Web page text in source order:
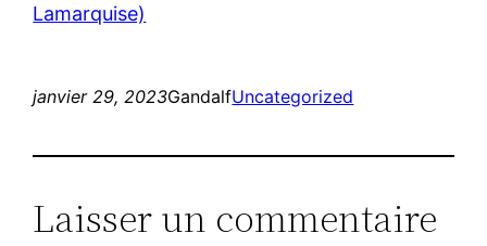
Lamarquise)
janvier 29, 2023GandalfUncategorized
Laisser un commentaire